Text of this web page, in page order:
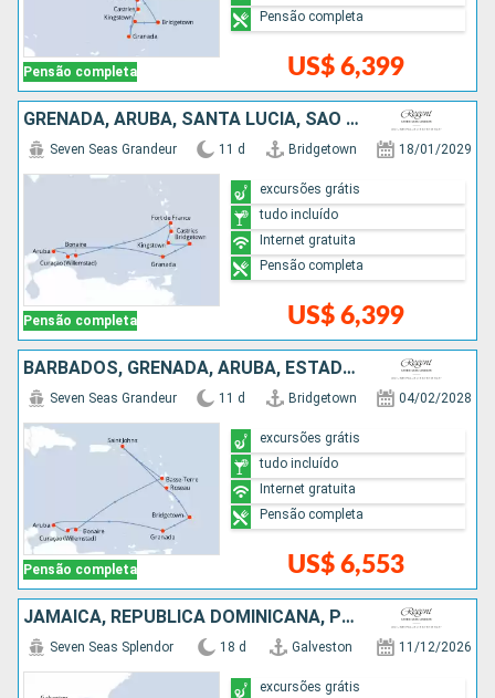
Pensão completa US$ 6,399
Pensão completa
GRENADA, ARUBA, SANTA LUCIA, SÃO VINCENTE E GRANADINAS, BARBADOS
Pensão completa
Seven Seas Grandeur 11 d Bridgetown 18/01/2029
US$ 6,399
excursões grátis
tudo incluído
Internet gratuita
Pensão completa
BARBADOS, GRENADA, ARUBA, ESTADOS UNIDOS, REPUBLICA DOMINICANA
Pensão completa
Seven Seas Grandeur 11 d Bridgetown 04/02/2028
US$ 6,553
excursões grátis
tudo incluído
Internet gratuita
Pensão completa
JAMAICA, REPUBLICA DOMINICANA, PORTO RICO, SÃO VINCENTE E GRANADINAS, FRANCIA, ISLAS CAIMÁN, ESTADOS UNIDOS
Seven Seas Splendor 18 d Galveston 11/12/2026
excursões grátis